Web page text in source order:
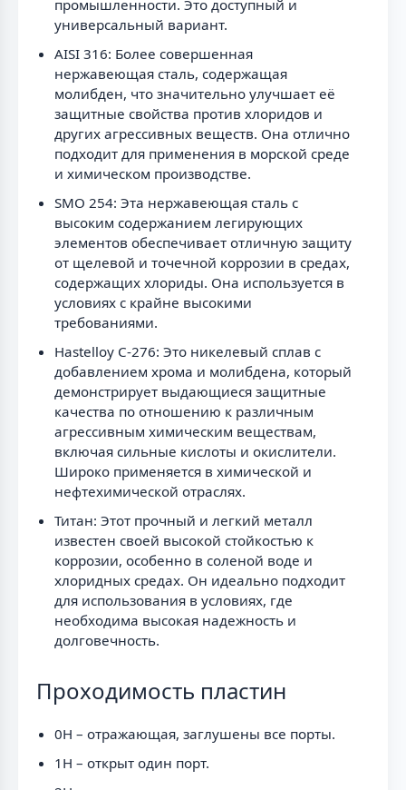
промышленности. Это доступный и
универсальный вариант.
AISI 316: Более совершенная
нержавеющая сталь, содержащая
молибден, что значительно улучшает её
защитные свойства против хлоридов и
других агрессивных веществ. Она отлично
подходит для применения в морской среде
и химическом производстве.
SMO 254: Эта нержавеющая сталь с
высоким содержанием легирующих
элементов обеспечивает отличную защиту
от щелевой и точечной коррозии в средах,
содержащих хлориды. Она используется в
условиях с крайне высокими
требованиями.
Hastelloy C-276: Это никелевый сплав с
добавлением хрома и молибдена, который
демонстрирует выдающиеся защитные
качества по отношению к различным
агрессивным химическим веществам,
включая сильные кислоты и окислители.
Широко применяется в химической и
нефтехимической отраслях.
Титан: Этот прочный и легкий металл
известен своей высокой стойкостью к
коррозии, особенно в соленой воде и
хлоридных средах. Он идеально подходит
для использования в условиях, где
необходима высокая надежность и
долговечность.
Проходимость пластин
0H – отражающая, заглушены все порты.
1H – открыт один порт.